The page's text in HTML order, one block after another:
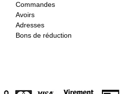
Commandes
Avoirs
Adresses
Bons de réduction